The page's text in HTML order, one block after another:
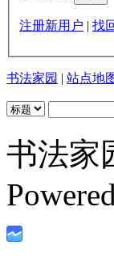
注册新用户 | 找
书法家园 | 站点地
书法家